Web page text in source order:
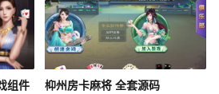
组件 枊州房卡麻将 全套源码